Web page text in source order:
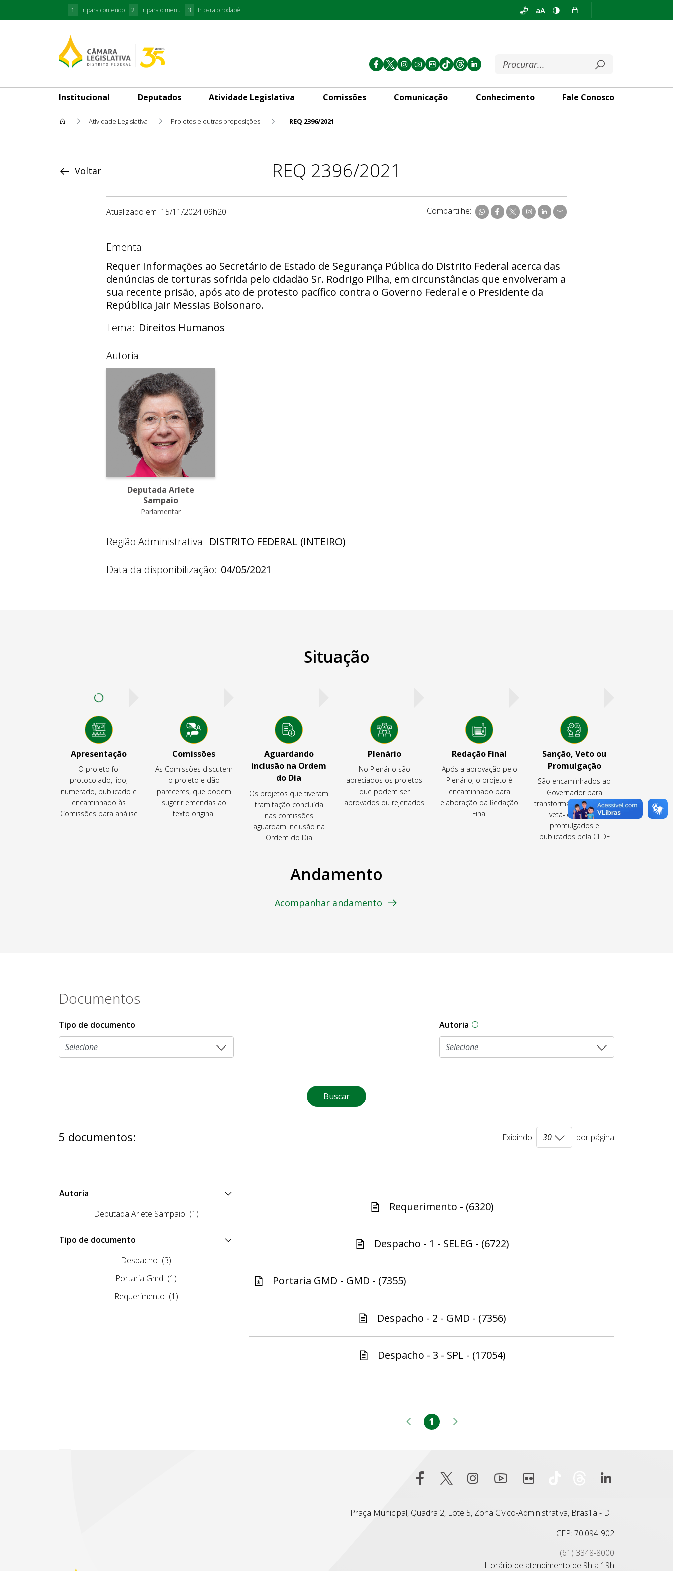
1 Ir para conteúdo 2 Ir para o menu 3 Ir para o rodapé aA
Institucional Deputados Atividade Legislativa Comissões Comunicação Conhecimento Fale Conosco
Atividade Legislativa Projetos e outras proposições REQ 2396/2021
REQ 2396/2021
Voltar
Atualizado em 15/11/2024 09h20 Compartilhe:
Ementa:
Requer Informações ao Secretário de Estado de Segurança Pública do Distrito Federal acerca das
denúncias de torturas sofrida pelo cidadão Sr. Rodrigo Pilha, em circunstâncias que envolveram a
sua recente prisão, após ato de protesto pacífico contra o Governo Federal e o Presidente da
República Jair Messias Bolsonaro.
Tema: Direitos Humanos
Autoria:
Deputada Arlete
Sampaio
Parlamentar
Região Administrativa: DISTRITO FEDERAL (INTEIRO)
Data da disponibilização: 04/05/2021
Situação
Apresentação
O projeto foi
protocolado, lido,
numerado, publicado e
encaminhado às
Comissões para análise
Comissões
As Comissões discutem
o projeto e dão
pareceres, que podem
sugerir emendas ao
texto original
Aguardando
inclusão na Ordem
do Dia
Os projetos que tiveram
tramitação concluída
nas comissões
aguardam inclusão na
Ordem do Dia
Plenário
No Plenário são
apreciados os projetos
que podem ser
aprovados ou rejeitados
Redação Final
Após a aprovação pelo
Plenário, o projeto é
encaminhado para
elaboração da Redação
Final
Sanção, Veto ou
Promulgação
São encaminhados ao
Governador para
transformá-los em lei ou
vetá-los ou são
promulgados e
publicados pela CLDF
Andamento
Acompanhar andamento
Documentos
Tipo de documento Autoria As proposições legislativas na CLDF podem ser
Buscar
5 documentos: Exibindo por página
Autoria
Deputada Arlete Sampaio (1)
Tipo de documento
Despacho (3)
Portaria Gmd (1)
Requerimento (1)
Requerimento - (6320)
Despacho - 1 - SELEG - (6722)
Portaria GMD - GMD - (7355)
Despacho - 2 - GMD - (7356)
Despacho - 3 - SPL - (17054)
Página anterior
Página
1
Praça Municipal, Quadra 2, Lote 5, Zona Cívico-Administrativa, Brasília - DF
CEP: 70.094-902
(61) 3348-8000
Horário de atendimento de 9h a 19h